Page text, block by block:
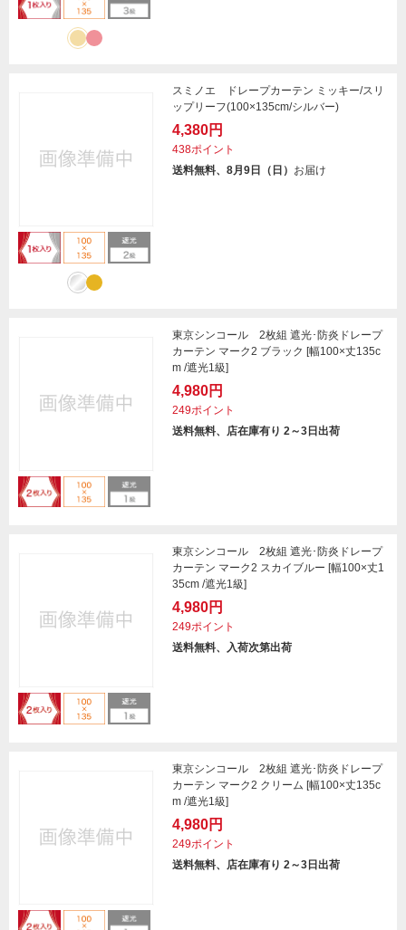
スミノエ ドレープカーテン ミッキー/スリ
ップリーフ(100×135cm/シルバー)
4,380円
438ポイント
送料無料、8月9日（日） お届け
東京シンコール 2枚組 遮光･防炎ドレープ
カーテン マーク2 ブラック [幅100×丈135c
m /遮光1級]
4,980円
249ポイント
送料無料、店在庫有り 2～3日出荷
東京シンコール 2枚組 遮光･防炎ドレープ
カーテン マーク2 スカイブルー [幅100×丈1
35cm /遮光1級]
4,980円
249ポイント
送料無料、入荷次第出荷
東京シンコール 2枚組 遮光･防炎ドレープ
カーテン マーク2 クリーム [幅100×丈135c
m /遮光1級]
4,980円
249ポイント
送料無料、店在庫有り 2～3日出荷